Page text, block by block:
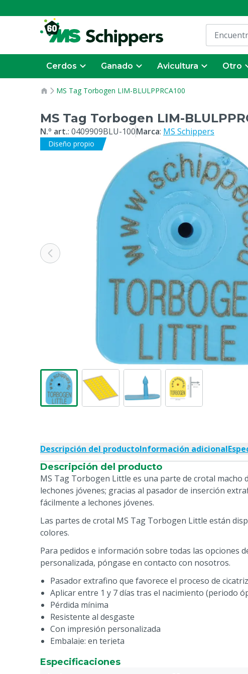
Cerdos Ganado Avicultura Otro
MS Tag Torbogen LIM-BLULPPRCA100
MS Tag Torbogen LIM-
N.º art.: 0409909BLU-100Marca: MS Schippers
Diseño propio
Descripción del productoInformación adicional
Descripción del producto
MS Tag Torbogen Little es una parte de crotal macho
lechones jóvenes; gracias al pasador de inserción
fácilmente a lechones jóvenes.
Las partes de crotal MS Tag Torbogen Little están
colores.
Para pedidos e información sobre todas las opciones
personalizada, póngase en contacto con nosotros.
Pasador extrafino que favorece el proceso de
Aplicar entre 1 y 7 días tras el nacimiento (periodo
Pérdida mínima
Resistente al desgaste
Con impresión personalizada
Embalaje: en terjeta
Especificaciones